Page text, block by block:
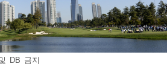
DB 금지